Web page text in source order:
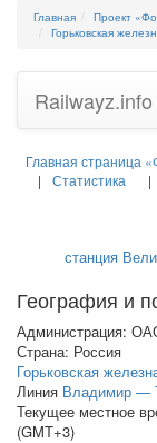
Главная Проект
Горьковская
Railwayz.info
Главная страница
Статистика
станция
География и
Администрация:
Страна: Россия
Горьковская
Линия Владимир —
Текущее местное
(GMT+3)